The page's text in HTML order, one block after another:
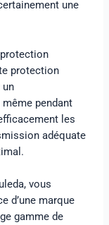
une
protection
un
pendant
les
adéquate
vous
d’une marque
gamme de